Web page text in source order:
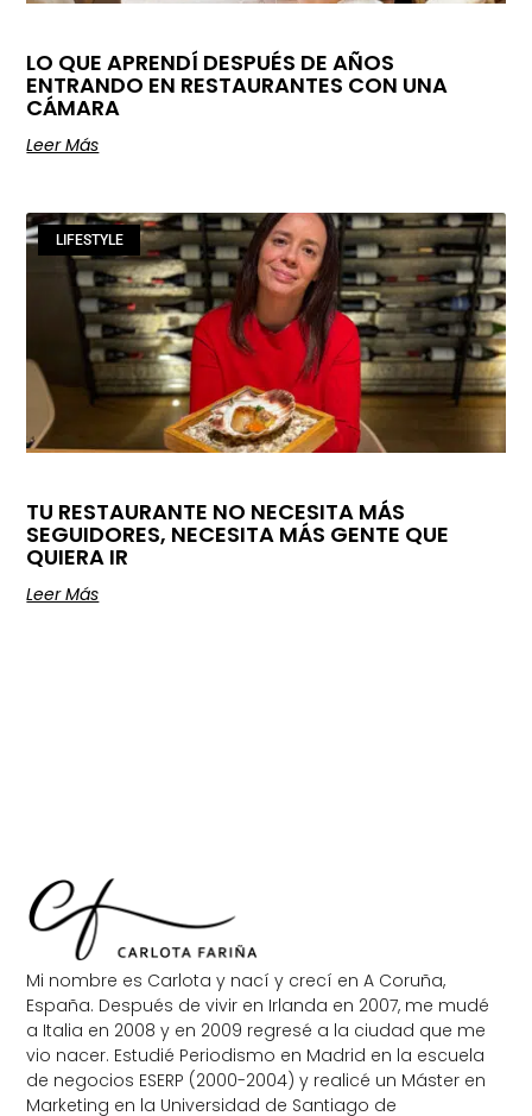
LO QUE APRENDÍ DESPUÉS DE AÑOS
ENTRANDO EN RESTAURANTES CON UNA
CÁMARA
Leer Más
LIFESTYLE
TU RESTAURANTE NO NECESITA MÁS
SEGUIDORES, NECESITA MÁS GENTE QUE
QUIERA IR
Leer Más
Mi nombre es Carlota y nací y crecí en A Coruña,
España. Después de vivir en Irlanda en 2007, me mudé
a Italia en 2008 y en 2009 regresé a la ciudad que me
vio nacer. Estudié Periodismo en Madrid en la escuela
de negocios ESERP (2000-2004) y realicé un Máster en
Marketing en la Universidad de Santiago de